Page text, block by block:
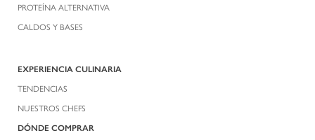
PROTEÍNA ALTERNATIVA
CALDOS Y BASES
EXPERIENCIA CULINARIA
TENDENCIAS
NUESTROS CHEFS
DÓNDE COMPRAR